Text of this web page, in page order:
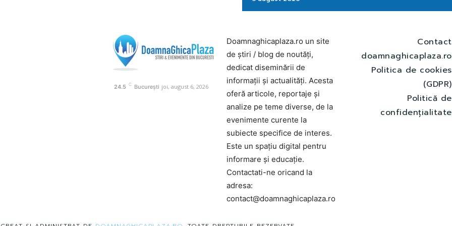
24.5 C București joi, august 6, 2026
Doamnaghicaplaza.ro un site
de știri / blog de noutăți,
dedicat diseminării de
informații și actualități. Acesta
oferă articole, reportaje și
analize pe teme diverse, de la
evenimente curente la
subiecte specifice de interes.
Este un spațiu digital pentru
informare și educație.
Contactati-ne oricand la
adresa:
contact@doamnaghicaplaza.ro
Contact
doamnaghicaplaza.ro
Politica de cookies
(GDPR)
Politică de
confidențialitate